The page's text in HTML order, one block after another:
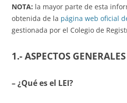
NOTA: la mayor parte de esta
obtenida de la página web oficial
gestionada por el Colegio de
1.- ASPECTOS GENERALES
– ¿Qué es el LEI?